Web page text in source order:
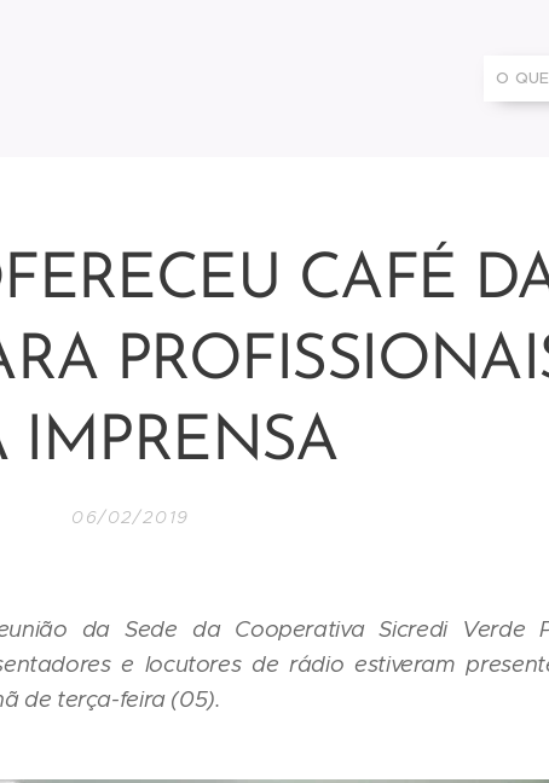
CAFÉ
IMPRENSA
06/02/2019
da Sede da Cooperativa Sicredi Verde
e locutores de rádio estiveram
de terça-feira (05).